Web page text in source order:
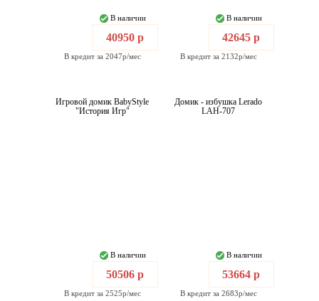
В наличии
40950 р
В кредит за 2047р/мес
В наличии
42645 р
В кредит за 2132р/мес
Игровой домик BabyStyle
"История Игр"
В наличии
50506 р
В кредит за 2525р/мес
Домик - избушка Lerado
LAH-707
В наличии
53664 р
В кредит за 2683р/мес